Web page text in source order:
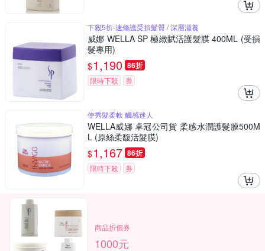
下殺5折-速修護受損髮質 / 深層滋養
威娜 WELLA SP 極緻賦活護髮膜 400ML (受損
髮專用)
$1,190 86折
限時下殺 券
使秀髮柔軟 觸感迷人
WELLA威娜 卓冠公司貨 柔感水潤護髮膜500M
L (原絲柔馥活髮膜)
$1,167 86折
限時下殺 券
商品折價券
1000元